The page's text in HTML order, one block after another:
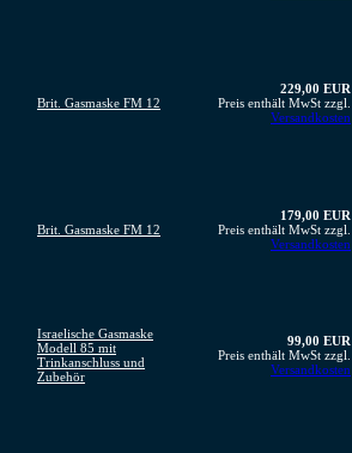
Brit. Gasmaske FM 12
229,00 EUR
Preis enthält MwSt zzgl.
Versandkosten
Brit. Gasmaske FM 12
179,00 EUR
Preis enthält MwSt zzgl.
Versandkosten
Israelische Gasmaske
Modell 85 mit
Trinkanschluss und
Zubehör
99,00 EUR
Preis enthält MwSt zzgl.
Versandkosten